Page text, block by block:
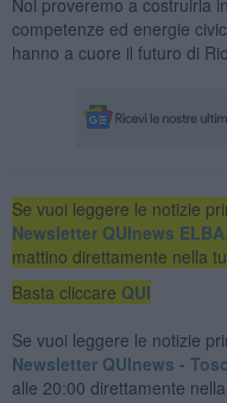
competenze ed energie
hanno a cuore il futuro di
Se vuoi leggere le notizie
Newsletter QUInews ELBA.
mattino direttamente nella
Basta cliccare QUI
Se vuoi leggere le notizie
Newsletter QUInews -
alle 20:00 direttamente